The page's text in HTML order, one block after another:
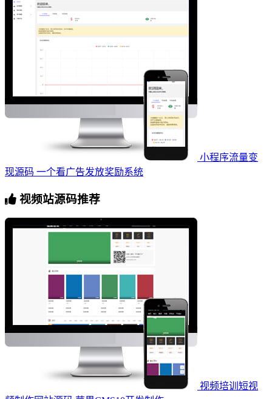
小程序流量变
现源码 一个看广告发放奖励系统
视频站源码推荐
视频培训短视